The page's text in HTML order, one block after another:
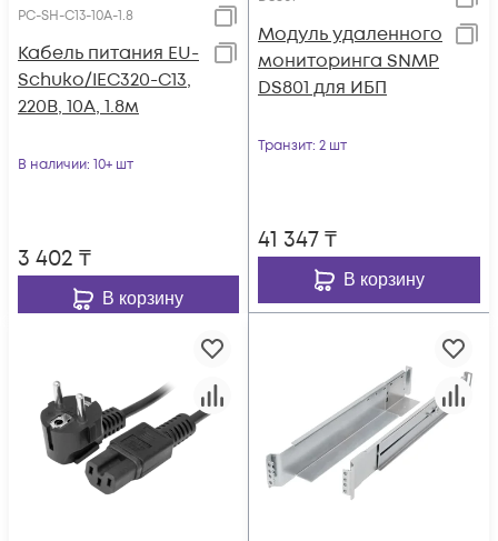
PC-SH-C13-10A-1.8
Кабель питания EU-
Schuko/IEC320-C13,
220B, 10А, 1.8м
В наличии: 10+ шт
3 402 ₸
В корзину
Модуль удаленного
мониторинга SNMP
DS801 для ИБП
Транзит: 2 шт
41 347₸
В корзину